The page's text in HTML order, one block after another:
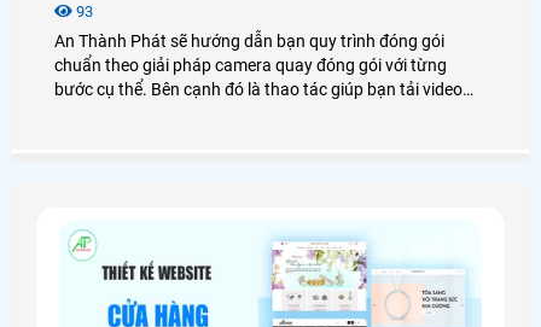
93
An Thành Phát sẽ hướng dẫn bạn quy trình đóng gói
chuẩn theo giải pháp camera quay đóng gói với từng
bước cụ thể. Bên cạnh đó là thao tác giúp bạn tải video